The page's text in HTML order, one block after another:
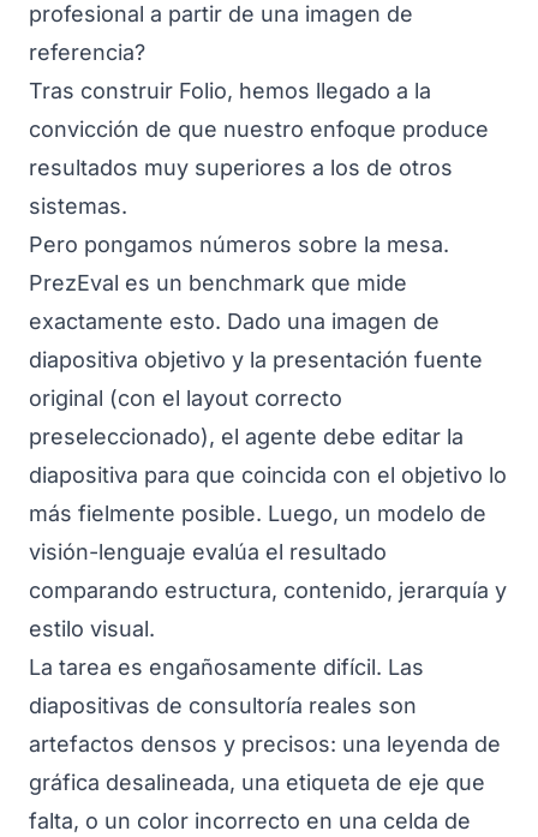
profesional a partir de una imagen de
referencia?
Tras construir Folio, hemos llegado a la
convicción de que nuestro enfoque produce
resultados muy superiores a los de otros
sistemas.
Pero pongamos números sobre la mesa.
PrezEval es un benchmark que mide
exactamente esto. Dado una imagen de
diapositiva objetivo y la presentación fuente
original (con el layout correcto
preseleccionado), el agente debe editar la
diapositiva para que coincida con el objetivo lo
más fielmente posible. Luego, un modelo de
visión-lenguaje evalúa el resultado
comparando estructura, contenido, jerarquía y
estilo visual.
La tarea es engañosamente difícil. Las
diapositivas de consultoría reales son
artefactos densos y precisos: una leyenda de
gráfica desalineada, una etiqueta de eje que
falta, o un color incorrecto en una celda de